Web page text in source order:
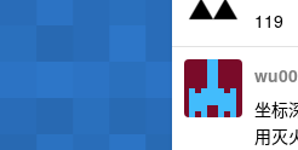
119
wu00
坐标
用灭